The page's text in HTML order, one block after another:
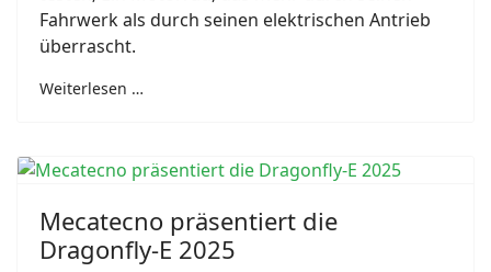
Fahrwerk als durch seinen elektrischen Antrieb
überrascht.
Weiterlesen …
Mecatecno präsentiert die
Dragonfly-E 2025